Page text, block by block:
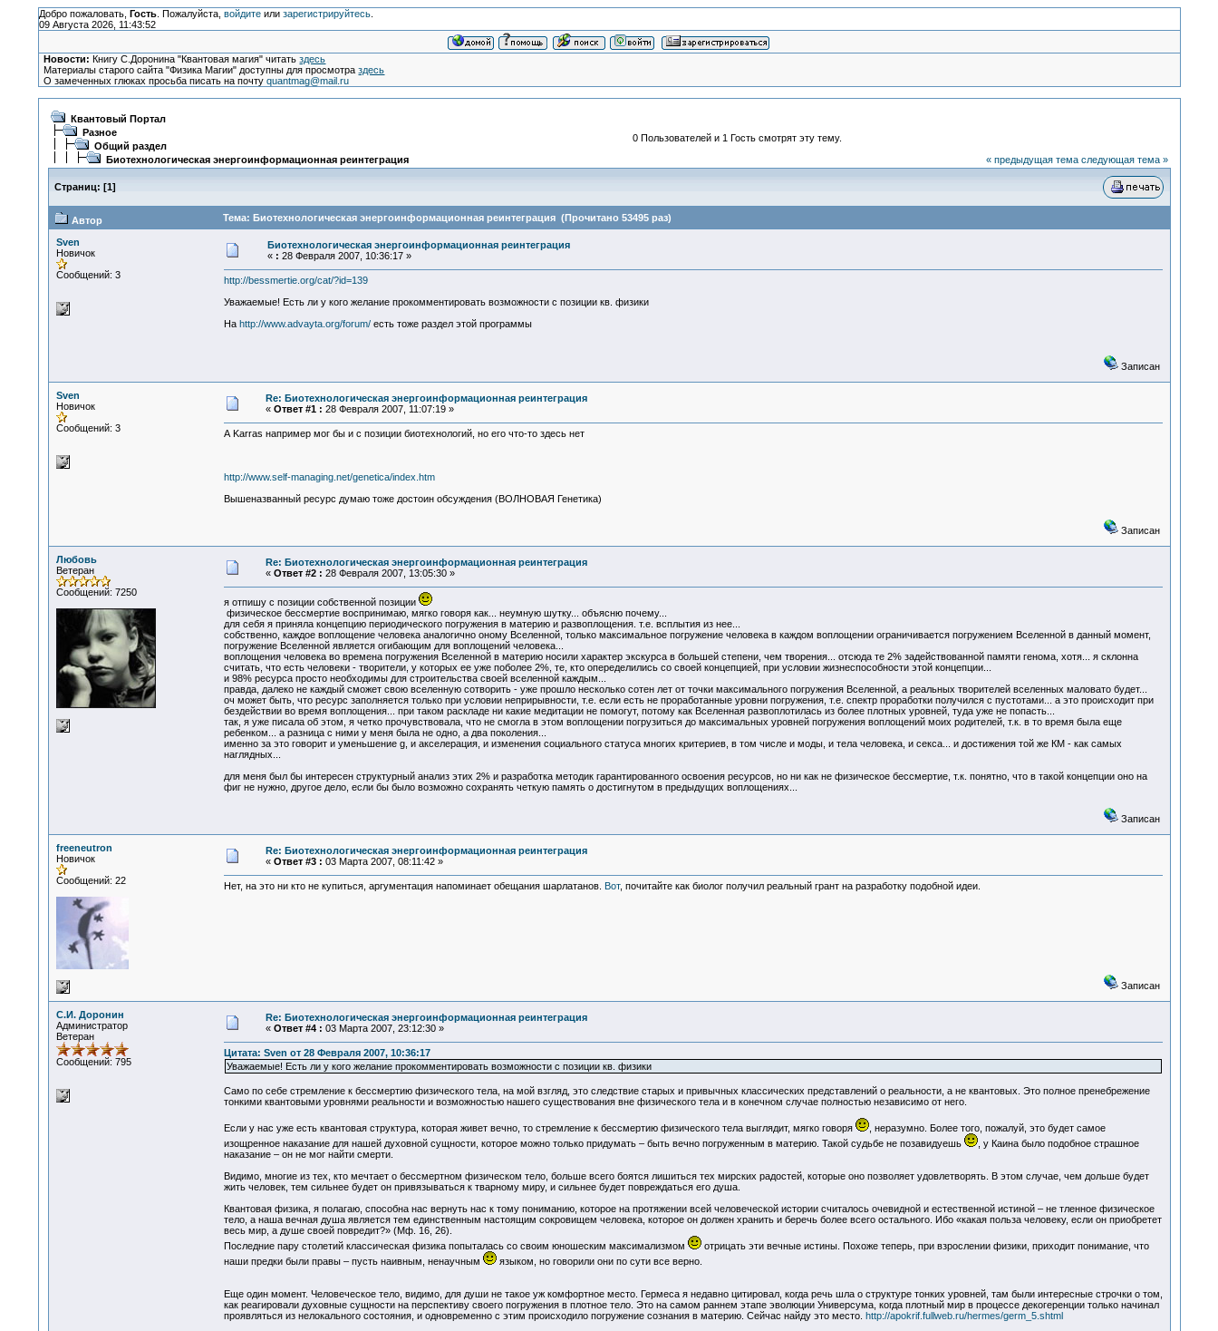
Добро пожаловать, Гость. Пожалуйста, войдитеили зарегистрируйтесь.
09 Августа 2026, 11:43:52
Новости: Книгу С.Доронина "Квантовая магия" читатьздесь
Материалы старого сайта "Физика Магии" доступны для просмотраздесь
О замеченных глюках просьба писать на почтуquantmag@mail.ru
Квантовый Портал
Разное
Общий раздел
Биотехнологическая энергоинформационная реинтеграция
0 Пользователей и 1 Гость смотрят эту тему.
« предыдущая тема следующая тема »
Страниц: [1]
Автор Тема: Биотехнологическая энергоинформационная реинтеграция (Прочитано 53495 раз)
Sven
Новичок
Сообщений: 3
Биотехнологическая энергоинформационная реинтеграция
« : 28 Февраля 2007, 10:36:17 »
http://bessmertie.org/cat/?id=139
Уважаемые! Есть ли у кого желание прокомментировать возможности с позиции кв. физики
На http://www.advayta.org/forum/есть тоже раздел этой программы
Записан
Sven
Новичок
Сообщений: 3
Re: Биотехнологическая энергоинформационная реинтеграция
« Ответ #1 : 28 Февраля 2007, 11:07:19 »
А Karras например мог бы и с позиции биотехнологий, но его что-то здесь нет
http://www.self-managing.net/genetica/index.htm
Вышеназванный ресурс думаю тоже достоин обсуждения (ВОЛНОВАЯ Генетика)
Записан
Любовь
Ветеран
Сообщений: 7250
Re: Биотехнологическая энергоинформационная реинтеграция
« Ответ #2 : 28 Февраля 2007, 13:05:30 »
я отпишу с позиции собственной позиции
физическое бессмертие воспринимаю, мягко говоря как... неумную шутку... объясню почему...
для себя я приняла концепцию периодического погружения в материю и развоплощения. т.е. всплытия из нее...
собственно, каждое воплощение человека аналогично оному Вселенной, только максимальное погружение человека в каждом воплощении ограничивается погружением Вселенной в данный момент,
погружение Вселенной является огибающим для воплощений человека...
воплощения человека во времена погружения Вселенной в материю носили характер экскурса в большей степени, чем творения... отсюда те 2% задействованной памяти генома, хотя... я склонна
считать, что есть человеки - творители, у которых ее уже поболее 2%, те, кто опеределились со своей концепцией, при условии жизнеспособности этой концепции...
и 98% ресурса просто необходимы для строительства своей вселенной каждым...
правда, далеко не каждый сможет свою вселенную сотворить - уже прошло несколько сотен лет от точки максимального погружения Вселенной, а реальных творителей вселенных маловато будет...
оч может быть, что ресурс заполняется только при условии неприрывности, т.е. если есть не проработанные уровни погружения, т.е. спектр проработки получился с пустотами... а это происходит при
бездействии во время воплощения... при таком раскладе ни какие медитации не помогут, потому как Вселенная развоплотилась из более плотных уровней, туда уже не попасть...
так, я уже писала об этом, я четко прочувствовала, что не смогла в этом воплощении погрузиться до максимальных уровней погружения воплощений моих родителей, т.к. в то время была еще
ребенком... а разница с ними у меня была не одно, а два поколения...
именно за это говорит и уменьшение g, и акселерация, и изменения социального статуса многих критериев, в том числе и моды, и тела человека, и секса... и достижения той же КМ - как самых
наглядных...
для меня был бы интересен структурный анализ этих 2% и разработка методик гарантированного освоения ресурсов, но ни как не физическое бессмертие, т.к. понятно, что в такой концепции оно на
фиг не нужно, другое дело, если бы было возможно сохранять четкую память о достигнутом в предыдущих воплощениях...
Записан
freeneutron
Новичок
Сообщений: 22
Re: Биотехнологическая энергоинформационная реинтеграция
« Ответ #3 : 03 Марта 2007, 08:11:42 »
Нет, на это ни кто не купиться, аргументация напоминает обещания шарлатанов. Вот, почитайте как биолог получил реальный грант на разработку подобной идеи.
Записан
С.И. Доронин
Администратор
Ветеран
Сообщений: 795
Re: Биотехнологическая энергоинформационная реинтеграция
« Ответ #4 : 03 Марта 2007, 23:12:30 »
Цитата: Sven от 28 Февраля 2007, 10:36:17
Уважаемые! Есть ли у кого желание прокомментировать возможности с позиции кв. физики
Само по себе стремление к бессмертию физического тела, на мой взгляд, это следствие старых и привычных классических представлений о реальности, а не квантовых. Это полное пренебрежение
тонкими квантовыми уровнями реальности и возможностью нашего существования вне физического тела и в конечном случае полностью независимо от него.
Если у нас уже есть квантовая структура, которая живет вечно, то стремление к бессмертию физического тела выглядит, мягко говоря
, неразумно. Более того, пожалуй, это будет самое
изощренное наказание для нашей духовной сущности, которое можно только придумать – быть вечно погруженным в материю. Такой судьбе не позавидуешь
, у Каина было подобное страшное
наказание – он не мог найти смерти.
Видимо, многие из тех, кто мечтает о бессмертном физическом тело, больше всего боятся лишиться тех мирских радостей, которые оно позволяет удовлетворять. В этом случае, чем дольше будет
жить человек, тем сильнее будет он привязываться к тварному миру, и сильнее будет повреждаться его душа.
Квантовая физика, я полагаю, способна нас вернуть нас к тому пониманию, которое на протяжении всей человеческой истории считалось очевидной и естественной истиной – не тленное физическое
тело, а наша вечная душа является тем единственным настоящим сокровищем человека, которое он должен хранить и беречь более всего остального. Ибо «какая польза человеку, если он приобретет
весь мир, а душе своей повредит?» (Мф. 16, 26).
Последние пару столетий классическая физика попыталась со своим юношеским максимализмом
отрицать эти вечные истины. Похоже теперь, при взрослении физики, приходит понимание, что
наши предки были правы – пусть наивным, ненаучным
языком, но говорили они по сути все верно.
Еще один момент. Человеческое тело, видимо, для души не такое уж комфортное место. Гермеса я недавно цитировал, когда речь шла о структуре тонких уровней, там были интересные строчки о том,
как реагировали духовные сущности на перспективу своего погружения в плотное тело. Это на самом раннем этапе эволюции Универсума, когда плотный мир в процессе декогеренции только начинал
проявляться из нелокального состояния, и одновременно с этим происходило погружение сознания в материю. Сейчас найду это место. http://apokrif.fullweb.ru/hermes/germ_5.shtml